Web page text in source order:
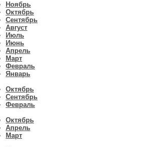
Ноябрь
Октябрь
Сентябрь
Август
Июль
Июнь
Апрель
Март
Февраль
Январь
Октябрь
Сентябрь
Февраль
Октябрь
Апрель
Март